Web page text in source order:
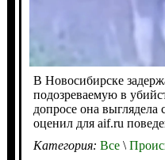
В Новосибирске
подозреваемую в
допросе она
оценил для aif.ru
Категория: Все\